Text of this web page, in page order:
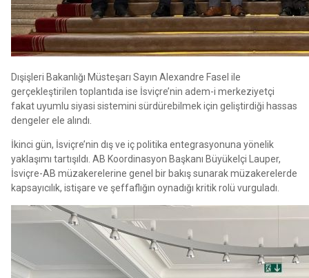
Dışişleri Bakanlığı Müsteşarı Sayın Alexandre Fasel ile
gerçekleştirilen toplantıda ise İsviçre’nin adem-i merkeziyetçi
fakat uyumlu siyasi sistemini sürdürebilmek için geliştirdiği hassas
dengeler ele alındı.
İkinci gün, İsviçre’nin dış ve iç politika entegrasyonuna yönelik
yaklaşımı tartışıldı. AB Koordinasyon Başkanı Büyükelçi Lauper,
İsviçre-AB müzakerelerine genel bir bakış sunarak müzakerelerde
kapsayıcılık, istişare ve şeffaflığın oynadığı kritik rolü vurguladı.